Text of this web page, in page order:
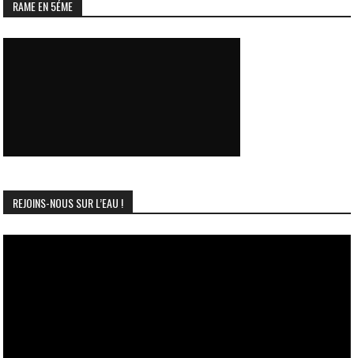
RAME EN 5ÉME
REJOINS-NOUS SUR L’EAU !